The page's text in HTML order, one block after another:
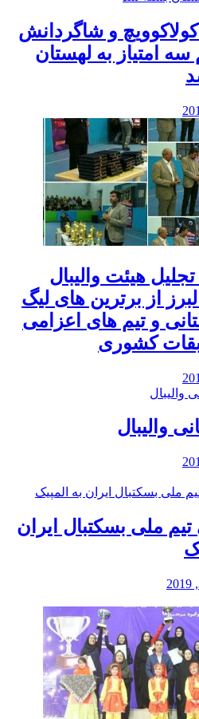
کولاکوویچ و شاگردانش
سه امتیاز به لهستان
هیئت والیبال
از برترین های لیگ
و تیم های اعزامی
کشوری
والیبال
تیم ملی بسکتبال ایران